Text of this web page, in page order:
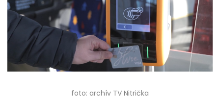
foto: archív TV Nitrička